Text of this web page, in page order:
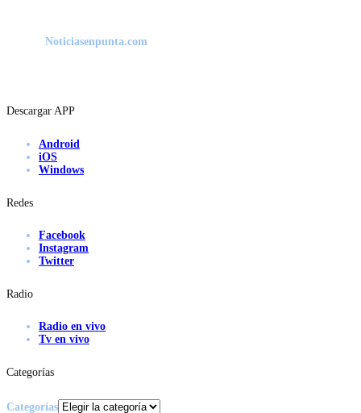
Noticiasenpunta.com
Descargar APP
Android
iOS
Windows
Redes
Facebook
Instagram
Twitter
Radio
Radio en vivo
Tv en vivo
Categorías
Categorías